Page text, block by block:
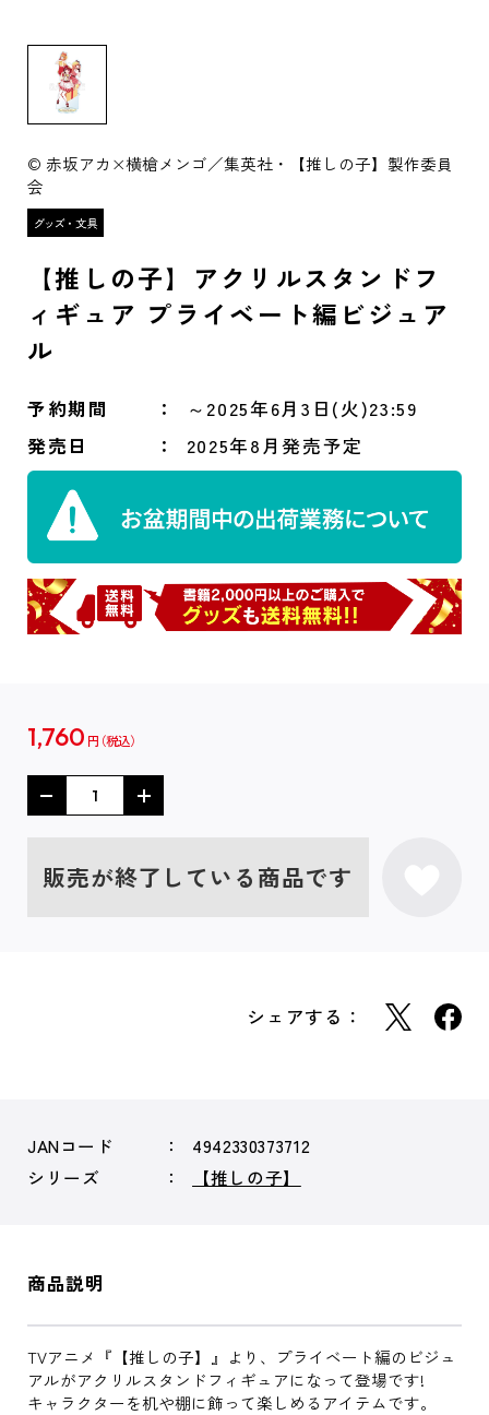
© 赤坂アカ×横槍メンゴ／集英社・【推しの子】製作委員
会
【推しの子】アクリルスタンドフ
ィギュア プライベート編ビジュア
ル
予約期間
～2025年6月3日(火)23:59
発売日
2025年8月発売予定
1,760 円
販売が終了している商品です
シェアする：
JANコード
4942330373712
シリーズ
【推しの子】
商品説明
TVアニメ『【推しの子】』より、プライベート編のビジュ
アルがアクリルスタンドフィギュアになって登場です!
キャラクターを机や棚に飾って楽しめるアイテムです。